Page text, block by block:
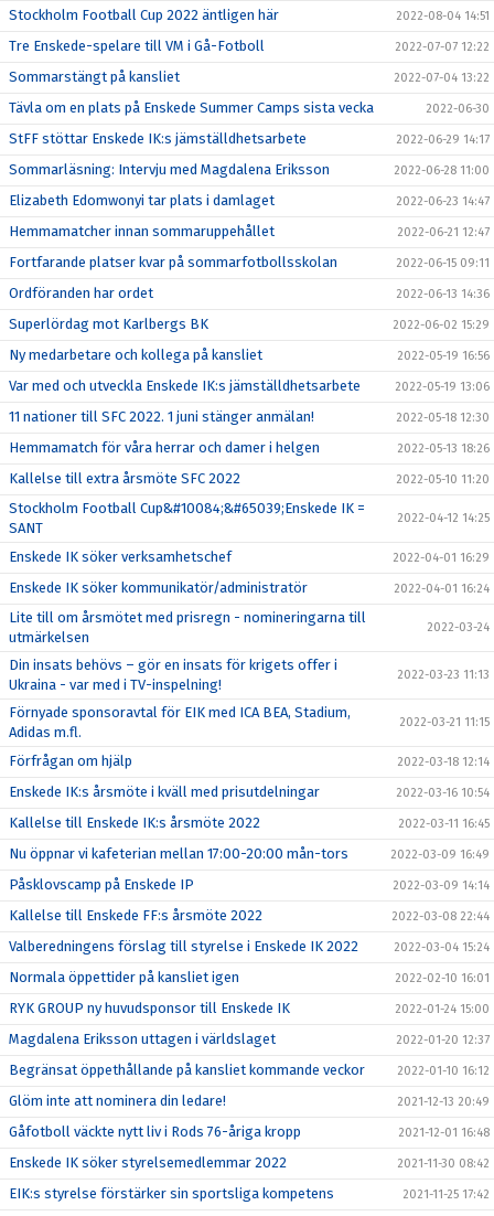
Stockholm Football Cup 2022 äntligen här 2022-08-04 14:51
Tre Enskede-spelare till VM i Gå-Fotboll 2022-07-07 12:22
Sommarstängt på kansliet 2022-07-04 13:22
Tävla om en plats på Enskede Summer Camps sista vecka 2022-06-30
StFF stöttar Enskede IK:s jämställdhetsarbete 2022-06-29 14:17
Sommarläsning: Intervju med Magdalena Eriksson 2022-06-28 11:00
Elizabeth Edomwonyi tar plats i damlaget 2022-06-23 14:47
Hemmamatcher innan sommaruppehållet 2022-06-21 12:47
Fortfarande platser kvar på sommarfotbollsskolan 2022-06-15 09:11
Ordföranden har ordet 2022-06-13 14:36
Superlördag mot Karlbergs BK 2022-06-02 15:29
Ny medarbetare och kollega på kansliet 2022-05-19 16:56
Var med och utveckla Enskede IK:s jämställdhetsarbete 2022-05-19 13:06
11 nationer till SFC 2022. 1 juni stänger anmälan! 2022-05-18 12:30
Hemmamatch för våra herrar och damer i helgen 2022-05-13 18:26
Kallelse till extra årsmöte SFC 2022 2022-05-10 11:20
Stockholm Football Cup&#10084;&#65039;Enskede IK =
SANT
2022-04-12 14:25
Enskede IK söker verksamhetschef 2022-04-01 16:29
Enskede IK söker kommunikatör/administratör 2022-04-01 16:24
Lite till om årsmötet med prisregn - nomineringarna till
utmärkelsen
2022-03-24
Din insats behövs – gör en insats för krigets offer i
Ukraina - var med i TV-inspelning!
2022-03-23 11:13
Förnyade sponsoravtal för EIK med ICA BEA, Stadium,
Adidas m.fl.
2022-03-21 11:15
Förfrågan om hjälp 2022-03-18 12:14
Enskede IK:s årsmöte i kväll med prisutdelningar 2022-03-16 10:54
Kallelse till Enskede IK:s årsmöte 2022 2022-03-11 16:45
Nu öppnar vi kafeterian mellan 17:00-20:00 mån-tors 2022-03-09 16:49
Påsklovscamp på Enskede IP 2022-03-09 14:14
Kallelse till Enskede FF:s årsmöte 2022 2022-03-08 22:44
Valberedningens förslag till styrelse i Enskede IK 2022 2022-03-04 15:24
Normala öppettider på kansliet igen 2022-02-10 16:01
RYK GROUP ny huvudsponsor till Enskede IK 2022-01-24 15:00
Magdalena Eriksson uttagen i världslaget 2022-01-20 12:37
Begränsat öppethållande på kansliet kommande veckor 2022-01-10 16:12
Glöm inte att nominera din ledare! 2021-12-13 20:49
Gåfotboll väckte nytt liv i Rods 76-åriga kropp 2021-12-01 16:48
Enskede IK söker styrelsemedlemmar 2022 2021-11-30 08:42
EIK:s styrelse förstärker sin sportsliga kompetens 2021-11-25 17:42